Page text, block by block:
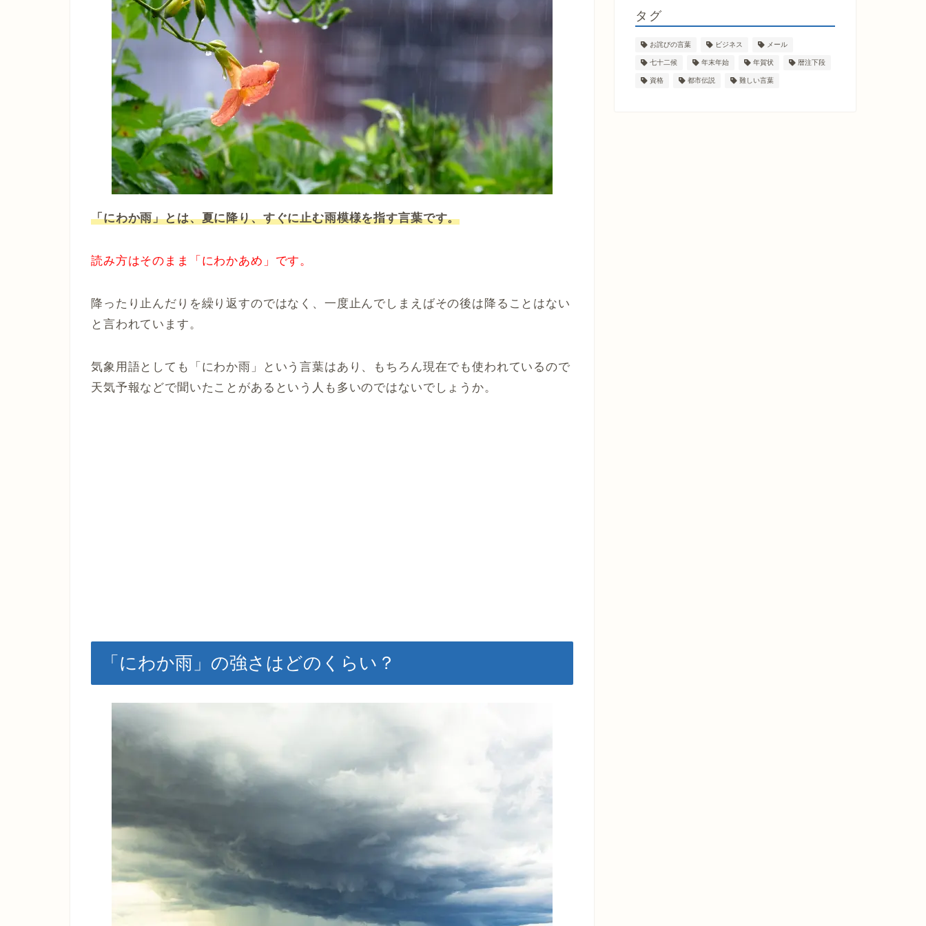
「にわか雨」とは、夏に降り、すぐに止む雨模様を指す言葉です。
読み方はそのまま「にわかあめ」です。
降ったり止んだりを繰り返すのではなく、一度止んでしまえばその後は降ることはない
と言われています。
気象用語としても「にわか雨」という言葉はあり、もちろん現在でも使われているので
天気予報などで聞いたことがあるという人も多いのではないでしょうか。
「にわか雨」の強さはどのくらい？
タグ
お詫びの言葉 ビジネス メール
七十二候 年末年始 年賀状 暦注下段
資格 都市伝説 難しい言葉